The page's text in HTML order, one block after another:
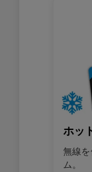
ホッ
無線
ム。